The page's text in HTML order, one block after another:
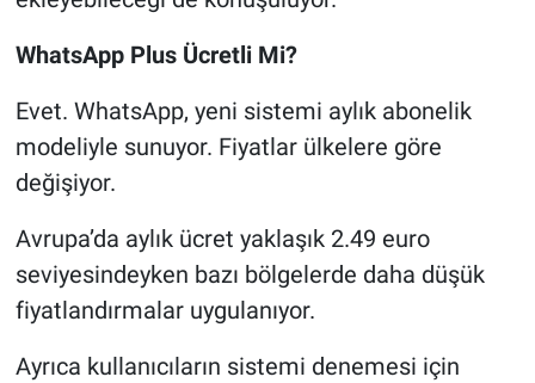
WhatsApp Plus Ücretli Mi?
Evet. WhatsApp, yeni sistemi aylık abonelik
modeliyle sunuyor. Fiyatlar ülkelere göre
değişiyor.
Avrupa’da aylık ücret yaklaşık 2.49 euro
seviyesindeyken bazı bölgelerde daha düşük
fiyatlandırmalar uygulanıyor.
Ayrıca kullanıcıların sistemi denemesi için